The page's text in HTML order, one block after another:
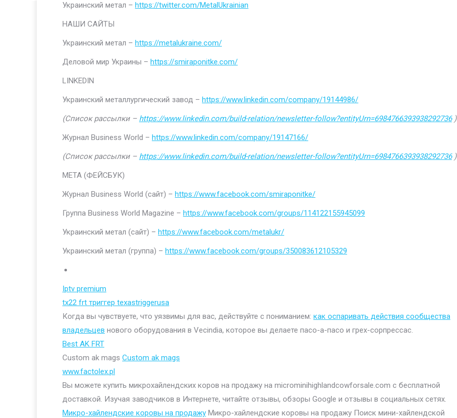
Украинский метал – https://twitter.com/MetalUkrainian
НАШИ САЙТЫ
Украинский метал – https://metalukraine.com/
Деловой мир Украины – https://smiraponitke.com/
LINKEDIN
Украинский металлургический завод – https://www.linkedin.com/company/19144986/
(Список рассылки – https://www.linkedin.com/build-relation/newsletter-follow?entityUrn=6984766393938292736)
Журнал Business World – https://www.linkedin.com/company/19147166/
(Список рассылки – https://www.linkedin.com/build-relation/newsletter-follow?entityUrn=6984766393938292736)
МЕТА (ФЕЙСБУК)
Журнал Business World (сайт) – https://www.facebook.com/smiraponitke/
Группа Business World Magazine – https://www.facebook.com/groups/114122155945099
Украинский метал (сайт) – https://www.facebook.com/metalukr/
Украинский метал (группа) – https://www.facebook.com/groups/350083612105329
Iptv premium
tx22 frt триггер texastriggerusa
Когда вы чувствуете, что уязвимы для вас, действуйте с пониманием: как оспаривать действия сообщества
владельцев нового оборудования в Vecindia, которое вы делаете пасо-а-пасо и грех-сорпрессас.
Best AK FRT
Custom ak mags Custom ak mags
www.factolex.pl
Вы можете купить микрохайлендских коров на продажу на microminihighlandcowforsale.com с бесплатной
доставкой. Изучая заводчиков в Интернете, читайте отзывы, обзоры Google и отзывы в социальных сетях.
Микро-хайлендские коровы на продажу Микро-хайлендские коровы на продажу Поиск мини-хайлендской